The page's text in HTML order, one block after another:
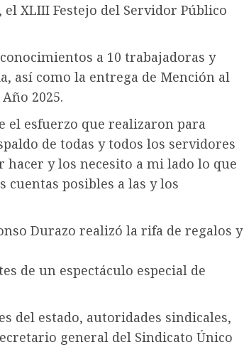
XLIII Festejo del Servidor Público
a 10 trabajadoras y
así como la entrega de Mención al
2025.
el esfuerzo que realizaron para
de todas y todos los servidores
y los necesito a mi lado lo que
posibles a las y los
Durazo realizó la rifa de regalos y
de un espectáculo especial de
del estado, autoridades sindicales,
general del Sindicato Único